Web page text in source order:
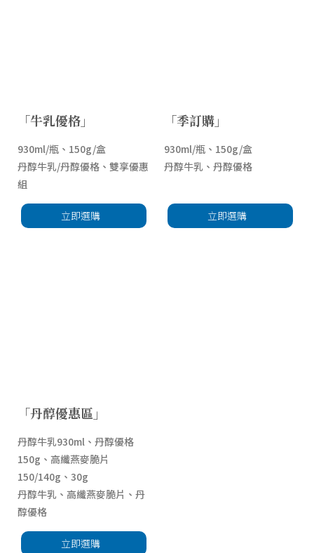
「牛乳優格」
930ml/瓶、150g/盒
丹醇牛乳/丹醇優格、雙享優惠
組
立即選購
「季訂購」
930ml/瓶、150g/盒
丹醇牛乳、丹醇優格
立即選購
「丹醇優惠區」
丹醇牛乳930ml、丹醇優格
150g、高纖燕麥脆片
150/140g、30g
丹醇牛乳、高纖燕麥脆片、丹
醇優格
立即選購